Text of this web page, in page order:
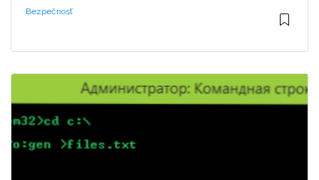
Bezpečnosť